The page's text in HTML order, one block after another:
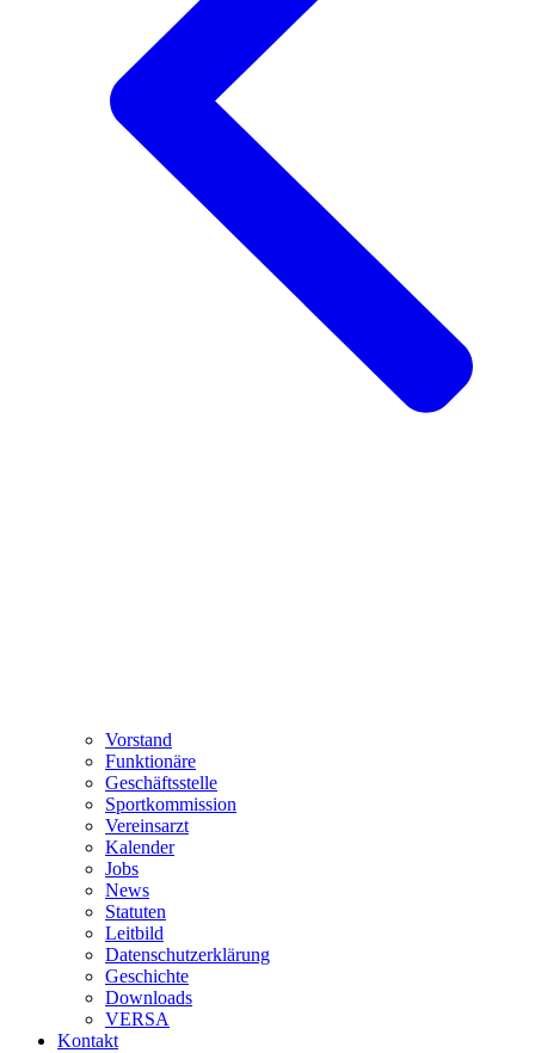
Vorstand
Funktionäre
Geschäftsstelle
Sportkommission
Vereinsarzt
Kalender
Jobs
News
Statuten
Leitbild
Datenschutzerklärung
Geschichte
Downloads
VERSA
Kontakt